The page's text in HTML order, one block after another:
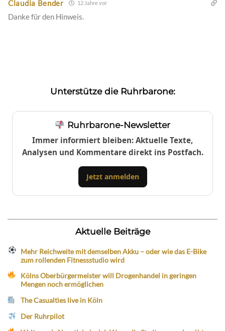
Claudia Bender 12 Jahre vor
Danke für den Hinweis.
Unterstütze die Ruhrbarone:
Ruhrbarone-Newsletter
Immer informiert bleiben: Aktuelle Texte,
Analysen und Kommentare direkt ins Postfach.
Jetzt anmelden
Aktuelle Beiträge
Mehr Reichweite mit demselben Akku – oder wie das E-Bike
zum rollenden Fitnessstudio wird
Kölns Oberbürgermeister will Drogenhandel in geringen
Mengen noch ermöglichen
The Casualties live in Köln
Der Ruhrpilot